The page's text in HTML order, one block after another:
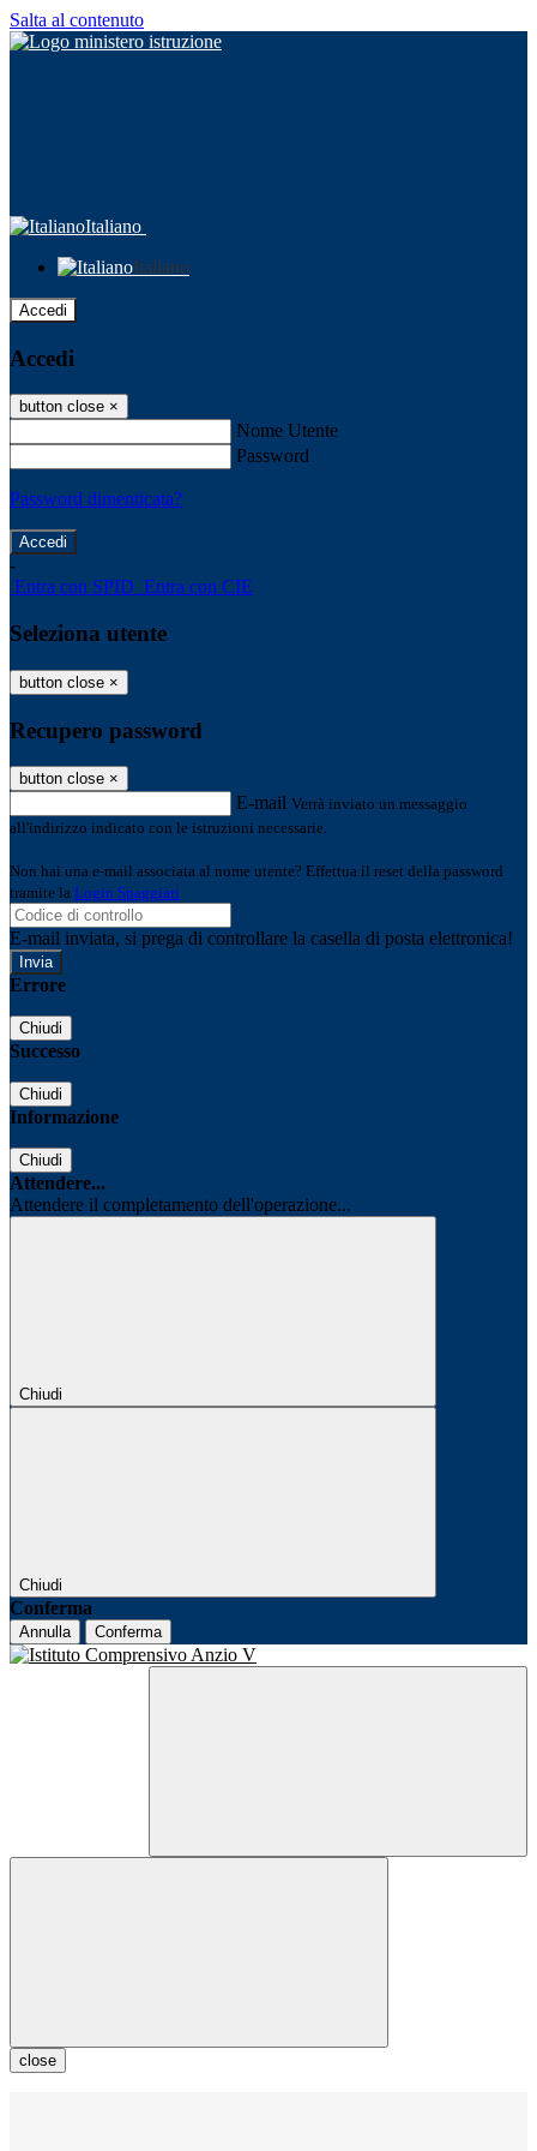
Salta al contenuto
Italiano
Italiano
Accedi
Accedi
button close ×
Nome Utente
Password
Password dimenticata?
-
Entra con SPID Entra con CIE
Seleziona utente
button close ×
Recupero password
button close ×
E-mail Verrà inviato un messaggio
all'indirizzo indicato con le istruzioni necessarie.
Non hai una e-mail associata al nome utente? Effettua il reset della password
tramite la Login Spaggiari
E-mail inviata, si prega di controllare la casella di posta elettronica!
Errore
Chiudi
Successo
Chiudi
Informazione
Chiudi
Attendere...
Attendere il completamento dell'operazione...
Chiudi
Chiudi
Conferma
Annulla Conferma
close